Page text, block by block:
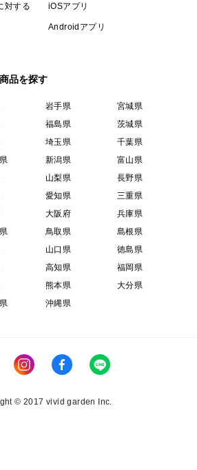
対する
iOSアプリ
Androidアプリ
品を探す
岩手県
宮城県
福島県
茨城県
埼玉県
千葉県
新潟県
富山県
山梨県
長野県
愛知県
三重県
大阪府
兵庫県
鳥取県
島根県
山口県
徳島県
高知県
福岡県
熊本県
大分県
沖縄県
© 2017 vivid garden Inc.